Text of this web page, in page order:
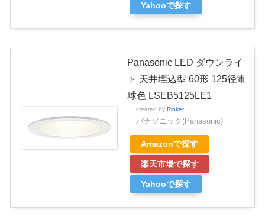
Yahooで探す
Panasonic LED ダウンライ
ト 天井埋込型 60形 125径電
球色 LSEB5125LE1
created by Rinker
パナソニック(Panasonic)
Amazonで探す
楽天市場で探す
Yahooで探す